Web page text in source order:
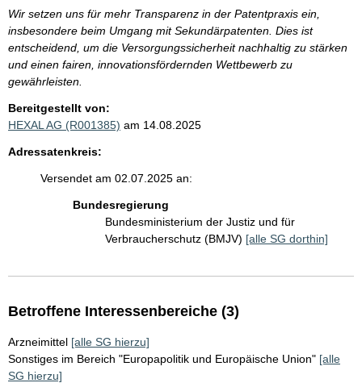
Wir setzen uns für mehr Transparenz in der Patentpraxis ein,
insbesondere beim Umgang mit Sekundärpatenten. Dies ist
entscheidend, um die Versorgungssicherheit nachhaltig zu stärken
und einen fairen, innovationsfördernden Wettbewerb zu
gewährleisten.
Bereitgestellt von:
HEXAL AG (R001385) am 14.08.2025
Adressatenkreis:
Versendet am 02.07.2025 an:
Bundesregierung
Bundesministerium der Justiz und für
Verbraucherschutz (BMJV) [alle SG dorthin]
Betroffene Interessenbereiche (3)
Arzneimittel [alle SG hierzu]
Sonstiges im Bereich "Europapolitik und Europäische Union" [alle
SG hierzu]